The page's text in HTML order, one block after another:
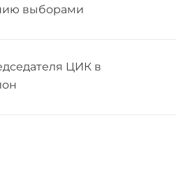
выборами
ЦИК в